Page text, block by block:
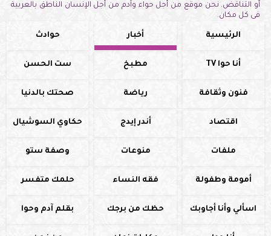
أو التناقض. نحن موقع من أجل حواء وآدم من أجل الإنسان الناطق بالعربية
فى كل مكان.
الرئيسية أخبار حوادث
أنا حوا TV مطبخ ست الحسن
فنون وثقافة رياضة صحتك بالدنيا
اقتصاد أندر إيدج حكاوي السوشيال
ملفات منوعات وصفة ستو
أمومة وطفولة فقه النساء حلمك متفسر
اسألي وأنا أجاوبك حظك من برجك بقلم آدم وحوا